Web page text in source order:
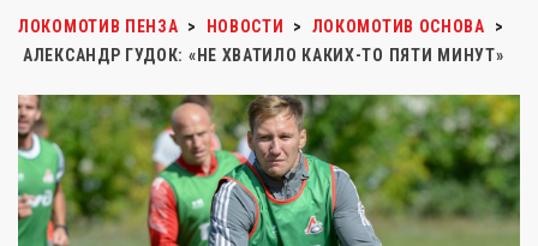
ЛОКОМОТИВ ПЕНЗА > НОВОСТИ > ЛОКОМОТИВ ОСНОВА
>
АЛЕКСАНДР ГУДОК: «НЕ ХВАТИЛО КАКИХ-ТО ПЯТИ МИНУТ»